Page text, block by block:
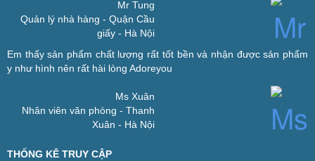
Mr Tung
Quản lý nhà hàng - Quận Cầu
giấy - Hà Nội
Em thấy sản phẩm chất lượng rất tốt bền và nhận được sản phẩm
y như hình nên rất hài lòng Adoreyou
Ms Xuân
Nhân viên văn phòng - Thanh
Xuân - Hà Nội
THỐNG KÊ TRUY CẬP